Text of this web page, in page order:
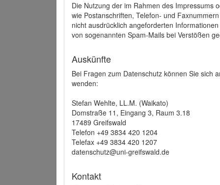
Die Nutzung der im Rahmen des Impressums
wie Postanschriften, Telefon- und
nicht ausdrücklich angeforderten
von sogenannten Spam-Mails bei Verstößen
Auskünfte
Bei Fragen zum Datenschutz können Sie sich
wenden:
Stefan Wehlte, LL.M. (Waikato)
Domstraße 11, Eingang 3, Raum 3.18
17489 Greifswald
Telefon +49 3834 420 1204
Telefax +49 3834 420 1207
datenschutz@uni-greifswald.de
Kontakt